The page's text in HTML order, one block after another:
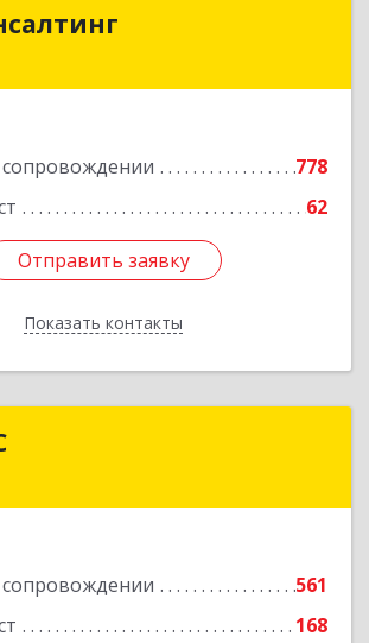
778
62
Отправить заявку
Показать контакты
АйТи-Консалтинг
Подробнее
Отправить заявку
Назад
561
168
Подробнее